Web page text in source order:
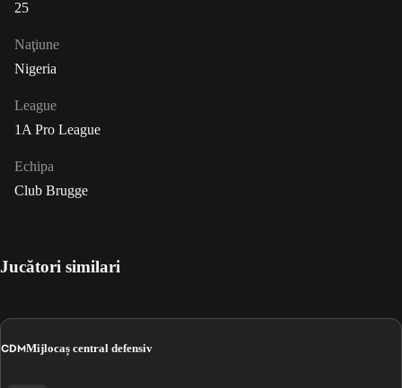
25
Naţiune
Nigeria
League
1A Pro League
Echipa
Club Brugge
Jucători similari
CDMMijlocaș central defensiv